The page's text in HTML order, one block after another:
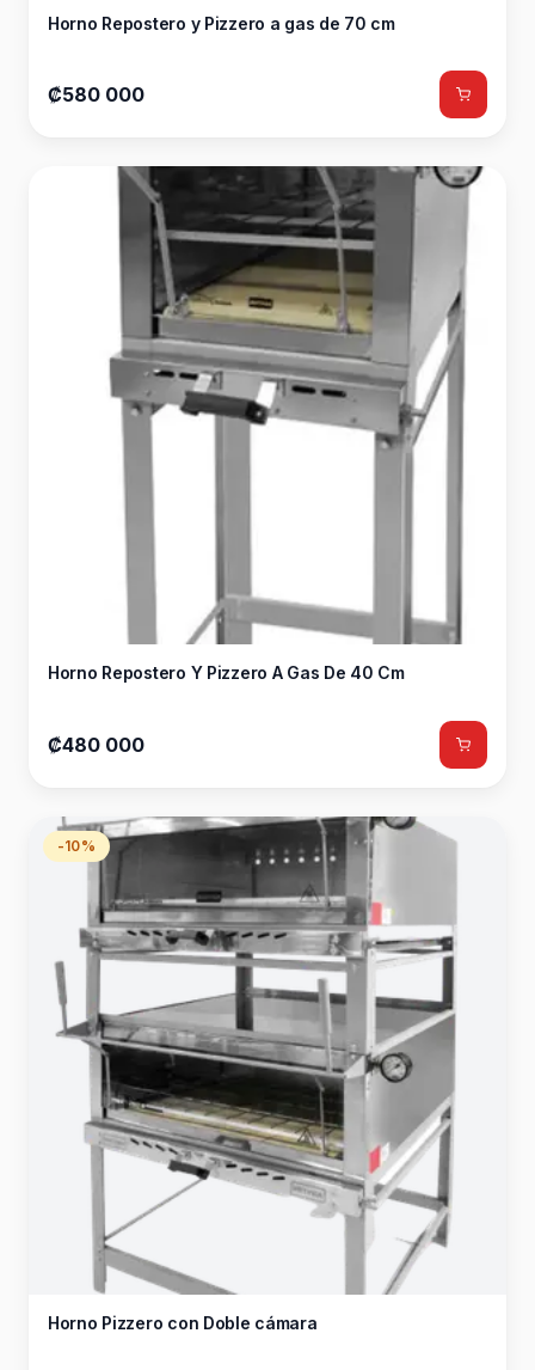
Horno Repostero y Pizzero a gas de 70 cm
₡580 000
Horno Repostero Y Pizzero A Gas De 40 Cm
₡480 000
-10%
Horno Pizzero con Doble cámara